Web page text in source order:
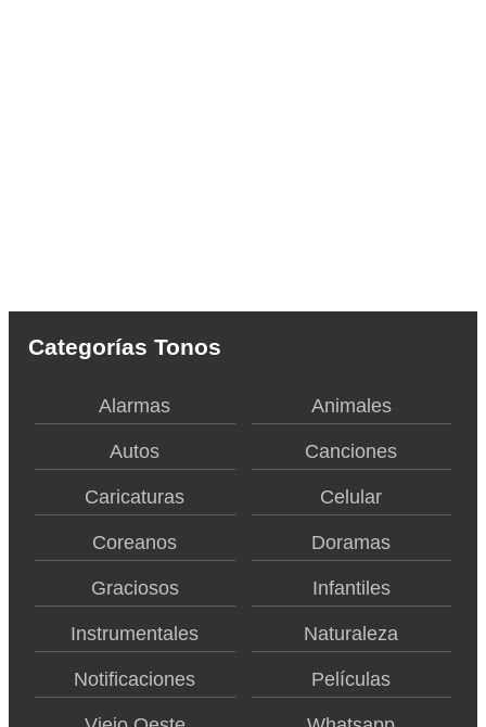
Categorías Tonos
Alarmas Animales
Autos Canciones
Caricaturas Celular
Coreanos Doramas
Graciosos Infantiles
Instrumentales Naturaleza
Notificaciones Películas